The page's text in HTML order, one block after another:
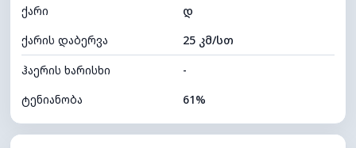
განათების ინდექსი 4 (მკრთალი)
ღრუბლის სიმაღლე 5680 მ
ქარი
დ
ქარის დაბერვა
25 კმ/სთ
ჰაერის ხარისხი
-
ტენიანობა
61%